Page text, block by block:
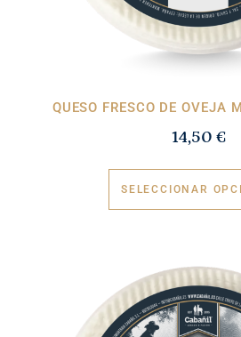
QUESO FRESCO DE OVEJA
14,50 €
SELECCIONAR